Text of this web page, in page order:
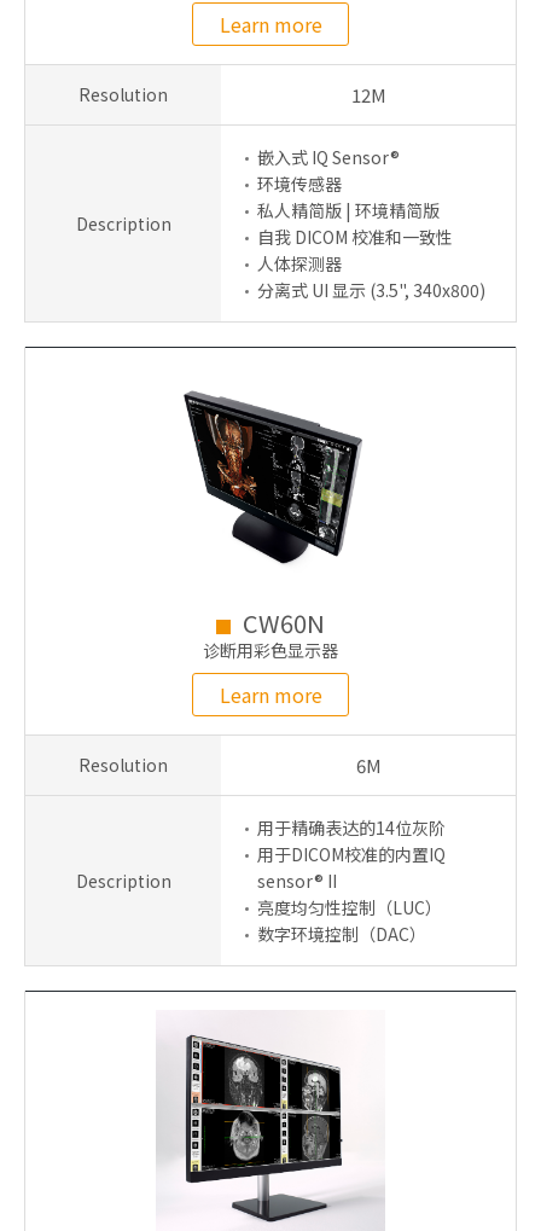
Learn more
Resolution 12M
Description
嵌入式 IQ Sensor®
环境传感器
私人精简版 | 环境精简版
自我 DICOM 校准和一致性
人体探测器
分离式 UI 显示 (3.5", 340x800)
CW60N
诊断用彩色显示器
Learn more
Resolution 6M
Description
用于精确表达的14位灰阶
用于DICOM校准的内置IQ
sensor® II
亮度均匀性控制（LUC）
数字环境控制（DAC）